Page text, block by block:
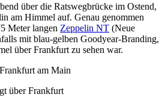
über die Ratswegbrücke im Ostend,
am Himmel auf. Genau genommen
Meter langen Zeppelin NT (Neue
mit blau-gelben Goodyear-Branding,
über Frankfurt zu sehen war.